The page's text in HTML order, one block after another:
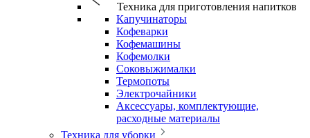
Техника для приготовления напитков
Капучинаторы
Кофеварки
Кофемашины
Кофемолки
Соковыжималки
Термопоты
Электрочайники
Аксессуары, комплектующие,
расходные материалы
Техника для уборки